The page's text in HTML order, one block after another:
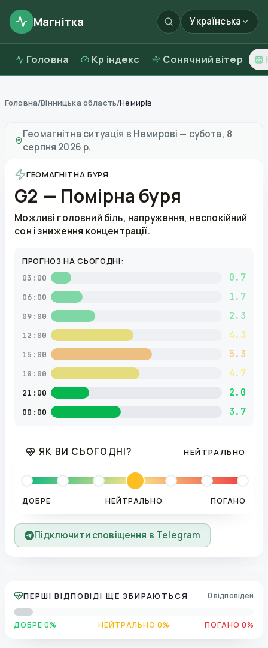
Магнітка Українська
Головна Kp індекс Сонячний вітер
Головна/Вінницька область/Немирів
Геомагнітна ситуація в Немирові — субота, 8
серпня 2026 р.
ГЕОМАГНІТНА БУРЯ
G2 — Помірна буря
Можливі головний біль, напруження, неспокійний
сон і зниження концентрації.
ПРОГНОЗ НА СЬОГОДНІ:
03:00 0.7
06:00 1.7
09:00 2.3
12:00 4.3
15:00 5.3
18:00 4.7
21:00 2.0
00:00 3.7
ЯК ВИ СЬОГОДНІ? НЕЙТРАЛЬНО
ДОБРЕ НЕЙТРАЛЬНО ПОГАНО
Підключити сповіщення в Telegram
ПЕРШІ ВІДПОВІДІ ЩЕ ЗБИРАЮТЬСЯ 0 відповідей
ДОБРЕ 0% НЕЙТРАЛЬНО 0% ПОГАНО 0%